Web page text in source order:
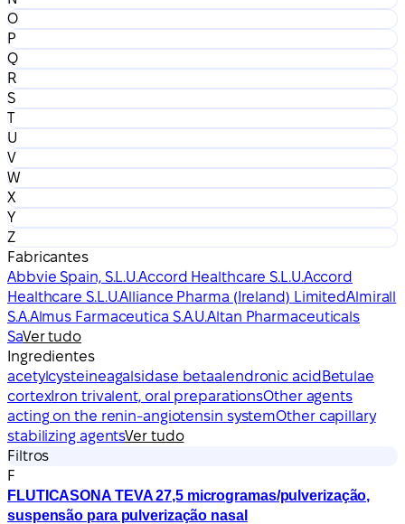
O
P
Q
R
S
T
U
V
W
X
Y
Z
Fabricantes
Abbvie Spain, S.L.U.Accord Healthcare S.L.U.Accord
Healthcare S.L.U.Alliance Pharma (Ireland) LimitedAlmirall
S.A.Almus Farmaceutica S.A.U.Altan Pharmaceuticals
SaVer tudo
Ingredientes
acetylcysteineagalsidase betaalendronic acid Betulae
cortexIron trivalent, oral preparationsOther agents
acting on the renin-angiotensin systemOther capillary
stabilizing agentsVer tudo
Filtros
F
FLUTICASONA TEVA 27,5 microgramas/pulverização,
suspensão para pulverização nasal